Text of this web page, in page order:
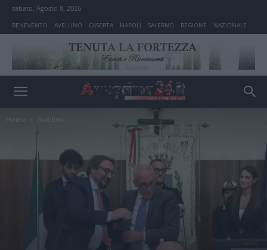
sabato, Agosto 8, 2026
BENEVENTO AVELLINO CASERTA NAPOLI SALERNO REGIONE NAZIONALE
Home Avellino